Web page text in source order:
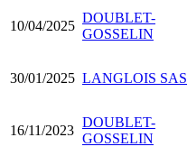
10/04/2025
DOUBLET-
GOSSELIN
30/01/2025 LANGLOIS SAS
16/11/2023
DOUBLET-
GOSSELIN